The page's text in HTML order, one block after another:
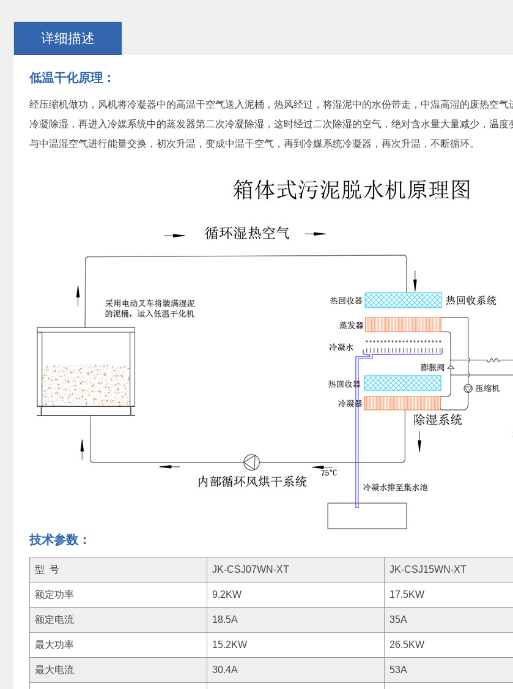
详细描述
低温干化原理：
经压缩机做功，风机将冷凝器中的高温干空气送入泥桶，热风经过，将湿泥中的水份带走，中温高湿的废热空气
冷凝除湿，再进入冷媒系统中的蒸发器第二次冷凝除湿，这时经过二次除湿的空气，绝对含水量大量减少，温度
与中温湿空气进行能量交换，初次升温，变成中温干空气，再到冷媒系统冷凝器，再次升温，不断循环。
技术参数：
型 号 JK-CSJ07WN-XT JK-CSJ15WN-XT
额定功率 9.2KW 17.5KW
额定电流 18.5A 35A
最大功率 15.2KW 26.5KW
最大电流 30.4A 53A